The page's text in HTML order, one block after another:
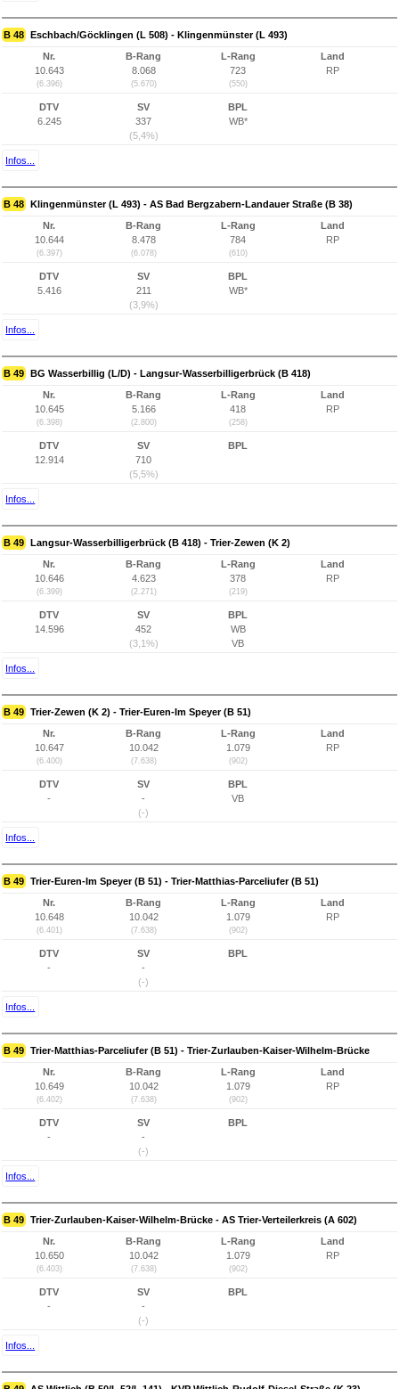
B 48 Eschbach/Göcklingen (L 508) - Klingenmünster (L 493)
Nr.
10.643
(6.396)
B-Rang
8.068
(5.670)
L-Rang
723
(550)
Land
RP
DTV
6.245
SV
337
(5,4%)
BPL
WB*
Infos...
B 48 Klingenmünster (L 493) - AS Bad Bergzabern-Landauer Straße (B 38)
Nr.
10.644
(6.397)
B-Rang
8.478
(6.078)
L-Rang
784
(610)
Land
RP
DTV
5.416
SV
211
(3,9%)
BPL
WB*
Infos...
B 49 BG Wasserbillig (L/D) - Langsur-Wasserbilligerbrück (B 418)
Nr.
10.645
(6.398)
B-Rang
5.166
(2.800)
L-Rang
418
(258)
Land
RP
DTV
12.914
SV
710
(5,5%)
BPL
Infos...
B 49 Langsur-Wasserbilligerbrück (B 418) - Trier-Zewen (K 2)
Nr.
10.646
(6.399)
B-Rang
4.623
(2.271)
L-Rang
378
(219)
Land
RP
DTV
14.596
SV
452
(3,1%)
BPL
WB
VB
Infos...
B 49 Trier-Zewen (K 2) - Trier-Euren-Im Speyer (B 51)
Nr.
10.647
(6.400)
B-Rang
10.042
(7.638)
L-Rang
1.079
(902)
Land
RP
DTV
-
SV
-
(-)
BPL
VB
Infos...
B 49 Trier-Euren-Im Speyer (B 51) - Trier-Matthias-Parceliufer (B 51)
Nr.
10.648
(6.401)
B-Rang
10.042
(7.638)
L-Rang
1.079
(902)
Land
RP
DTV
-
SV
-
(-)
BPL
Infos...
B 49 Trier-Matthias-Parceliufer (B 51) - Trier-Zurlauben-Kaiser-Wilhelm-Brücke
Nr.
10.649
(6.402)
B-Rang
10.042
(7.638)
L-Rang
1.079
(902)
Land
RP
DTV
-
SV
-
(-)
BPL
Infos...
B 49 Trier-Zurlauben-Kaiser-Wilhelm-Brücke - AS Trier-Verteilerkreis (A 602)
Nr.
10.650
(6.403)
B-Rang
10.042
(7.638)
L-Rang
1.079
(902)
Land
RP
DTV
-
SV
-
(-)
BPL
Infos...